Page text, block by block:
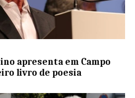
apresenta em Campo
livro de poesia